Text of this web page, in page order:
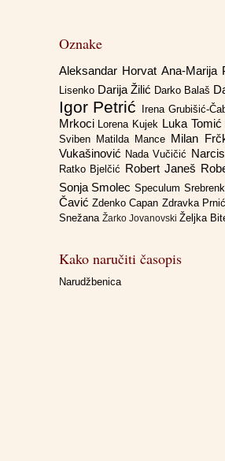
Oznake
Aleksandar Horvat Ana-Marija
Lisenko Darija Žilić Darko Balaš
Igor Petrić Irena Grubišić-
Mrkoci Lorena Kujek Luka Tomić
Sviben Matilda Mance Milan
Vukašinović Nada Vučičić
Ratko Bjelčić Robert Janeš
Sonja SmolecSpeculum
Čavić Zdenko Capan Zdravka
Snežana Žarko Jovanovski Željka
Kako naručiti časopis
Narudžbenica